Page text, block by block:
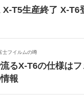
X-T5生産終了 X-T6
士フイルムの噂
るX-T6の仕様は
報